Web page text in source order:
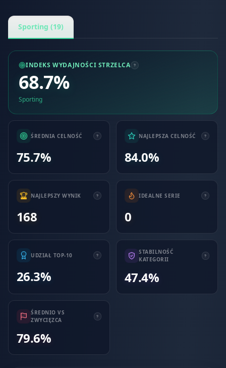
Sporting (19)
INDEKS WYDAJNOŚCI STRZELCA
68.7%
Sporting
ŚREDNIA CELNOŚĆ
75.7%
NAJLEPSZA CELNOŚĆ
84.0%
NAJLEPSZY WYNIK
168
IDEALNE SERIE
0
UDZIAŁ TOP-10
26.3%
STABILNOŚĆ
KATEGORII
47.4%
ŚREDNIO VS
ZWYCIĘZCA
79.6%